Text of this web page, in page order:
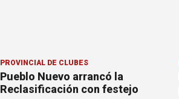
PROVINCIAL DE CLUBES
Pueblo Nuevo arrancó la
Reclasificación con festejo